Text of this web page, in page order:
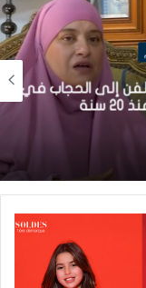
إلى الحجاب في